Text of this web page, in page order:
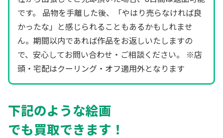
です。 品物を手離した後、「やはり売らなければ良
かったな」と感じられることもあるかもしれませ
ん。期間以内であれば作品をお返しいたしますの
で、安心してお問い合わせ・ご相談ください。 ※店
頭・宅配はクーリング・オフ適用外となります
下記のような絵画
でも買取できます！